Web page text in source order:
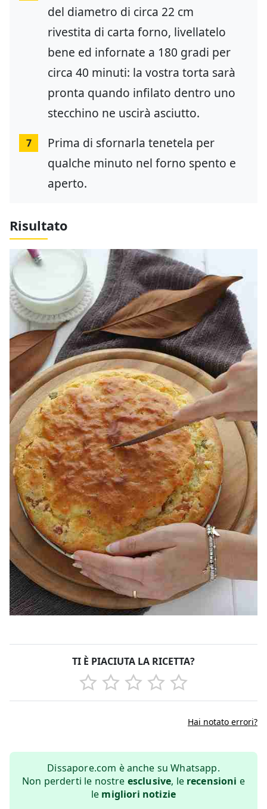
del diametro di circa 22 cm
rivestita di carta forno, livellatelo
bene ed infornate a 180 gradi per
circa 40 minuti: la vostra torta sarà
pronta quando infilato dentro uno
stecchino ne uscirà asciutto.
7
Prima di sfornarla tenetela per
qualche minuto nel forno spento e
aperto.
Risultato
TI È PIACIUTA LA RICETTA?
Hai notato errori?
Dissapore.com è anche su Whatsapp.
Non perderti le nostre esclusive, le recensioni e
le migliori notizie